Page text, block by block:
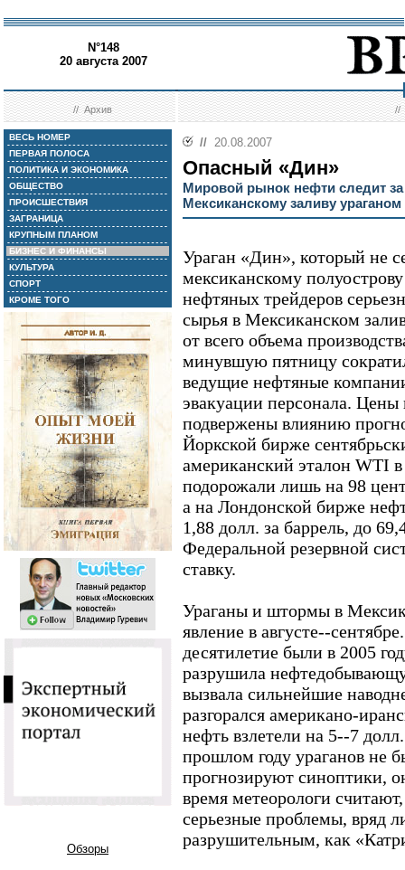
N°148
20 августа 2007
//Архив //
ВЕСЬ НОМЕР
ПЕРВАЯ ПОЛОСА
ПОЛИТИКА И ЭКОНОМИКА
ОБЩЕСТВО
ПРОИСШЕСТВИЯ
ЗАГРАНИЦА
КРУПНЫМ ПЛАНОМ
БИЗНЕС И ФИНАНСЫ
КУЛЬТУРА
СПОРТ
КРОМЕ ТОГО
Обзоры
// 20.08.2007
Опасный «Дин»
Мировой рынок нефти следит
Мексиканскому заливу ураганом
Ураган «Дин», который не
мексиканскому
нефтяных трейдеров
сырья в Мексиканском
от всего объема
минувшую пятницу
ведущие нефтяные
эвакуации персонала.
подвержены влиянию
Йоркской бирже
американский эталон WTI
подорожали лишь на 98
а на Лондонской бирже
1,88 долл. за баррель, до
Федеральной резервной
ставку.
Ураганы и штормы в
явление в августе--
десятилетие были в 2005
разрушила
вызвала сильнейшие
разгорался американо-
нефть взлетели на 5--7
прошлом году ураганов не
прогнозируют синоптики,
время метеорологи
серьезные проблемы, вряд
разрушительным, как